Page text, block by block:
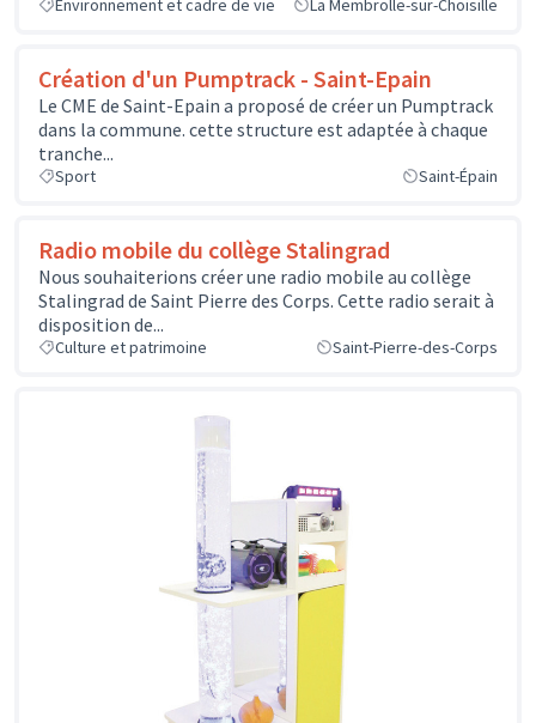
Environnement et cadre de vie La Membrolle-sur-Choisille
Création d'un Pumptrack - Saint-Epain
Le CME de Saint-Epain a proposé de créer un Pumptrack
dans la commune. cette structure est adaptée à chaque
tranche...
Sport Saint-Épain
Radio mobile du collège Stalingrad
Nous souhaiterions créer une radio mobile au collège
Stalingrad de Saint Pierre des Corps. Cette radio serait à
disposition de...
Culture et patrimoine Saint-Pierre-des-Corps